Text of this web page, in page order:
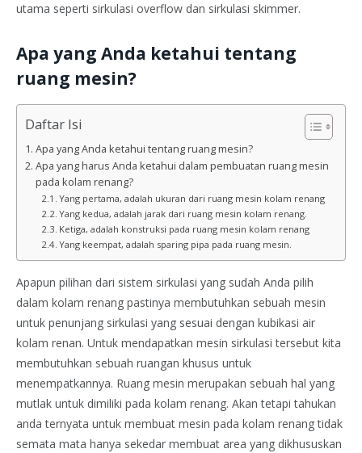
utama seperti sirkulasi overflow dan sirkulasi skimmer.
Apa yang Anda ketahui tentang
ruang mesin?
Daftar Isi
Apa yang Anda ketahui tentang ruang mesin?
Apa yang harus Anda ketahui dalam pembuatan ruang mesin
pada kolam renang?
Yang pertama, adalah ukuran dari ruang mesin kolam renang
Yang kedua, adalah jarak dari ruang mesin kolam renang.
Ketiga, adalah konstruksi pada ruang mesin kolam renang
Yang keempat, adalah sparing pipa pada ruang mesin.
Apapun pilihan dari sistem sirkulasi yang sudah Anda pilih
dalam kolam renang pastinya membutuhkan sebuah mesin
untuk penunjang sirkulasi yang sesuai dengan kubikasi air
kolam renan. Untuk mendapatkan mesin sirkulasi tersebut kita
membutuhkan sebuah ruangan khusus untuk
menempatkannya. Ruang mesin merupakan sebuah hal yang
mutlak untuk dimiliki pada kolam renang. Akan tetapi tahukan
anda ternyata untuk membuat mesin pada kolam renang tidak
semata mata hanya sekedar membuat area yang dikhususkan